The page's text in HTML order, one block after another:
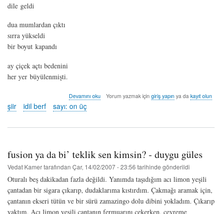
dile geldi
dua mumlardan çıktı
sırra yükseldi
bir boyut kapandı
ay çiçek açtı bedenini
her yer büyülenmişti.
ay
çiçek
-
berf
Devamını oku Yorum yazmak için giriş yapınya da kayıt olun
şiir idil berf sayı: on üç
fusion ya da bi’ teklik sen kimsin? - duygu güles
Vedat Kamertarafından Çar, 14/02/2007 - 23:56 tarihinde gönderildi
Oturalı beş dakikadan fazla değildi. Yanımda taşıdığım acı limon yeşili
çantadan bir sigara çıkarıp, dudaklarıma kıstırdım. Çakmağı aramak için,
çantanın ekseri tütün ve bir sürü zamazingo dolu dibini yokladım. Çıkarıp
yaktım. Acı limon yeşili çantanın fermuarını çekerken, çevreme